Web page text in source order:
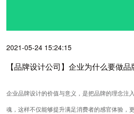
2021-05-24 15:24:15
【品牌设计公司】企业为什么要做品
企业品牌设计的价值与意义，是把品牌的理念注
魂，这样不仅能够提升满足消费者的感官体验，